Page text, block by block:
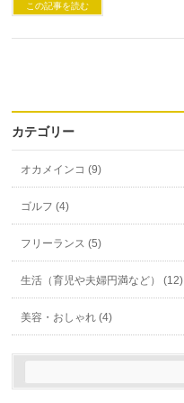
この記事を読む
カテゴリー
オカメインコ (9)
ゴルフ (4)
フリーランス (5)
生活（育児や夫婦円満など） (12)
美容・おしゃれ (4)